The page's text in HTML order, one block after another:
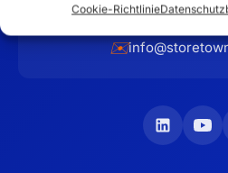
Cookie-Richtlinie
+49 4122-
✉️